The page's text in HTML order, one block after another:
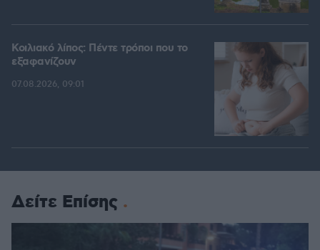
Κοιλιακό λίπος: Πέντε τρόποι που το
εξαφανίζουν
07.08.2026, 09:01
Δείτε Επίσης